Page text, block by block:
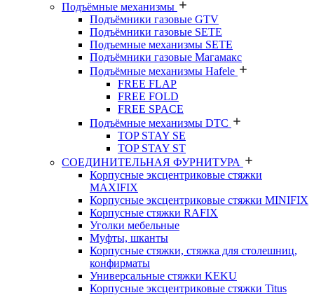
Подъёмные механизмы
Подъёмники газовые GTV
Подъёмники газовые SETE
Подъемные механизмы SETE
Подъёмники газовые Магамакс
Подъёмные механизмы Hafele
FREE FLAP
FREE FOLD
FREE SPACE
Подъёмные механизмы DTC
TOP STAY SE
TOP STAY ST
СОЕДИНИТЕЛЬНАЯ ФУРНИТУРА
Корпусные эксцентриковые стяжки
MAXIFIX
Корпусные эксцентриковые стяжки MINIFIX
Корпусные стяжки RAFIX
Уголки мебельные
Муфты, шканты
Корпусные стяжки, стяжка для столешниц,
конфирматы
Универсальные стяжки KEKU
Корпусные эксцентриковые стяжки Titus